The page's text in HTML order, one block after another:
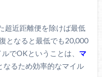
超近距離便を除けば最低
となると最低でも20,000
でOKということは、 マ
なるため効率的なマイル